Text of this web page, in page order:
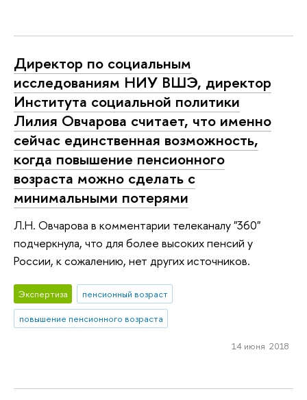
Директор по социальным
исследованиям НИУ ВШЭ, директор
Института социальной политики
Лилия Овчарова считает, что именно
сейчас единственная возможность,
когда повышение пенсионного
возраста можно сделать с
минимальными потерями
Л.Н. Овчарова в комментарии телеканалу "360"
подчеркнула, что для более высоких пенсий у
России, к сожалению, нет других источников.
Экспертиза
пенсионный возраст
повышение пенсионного возраста
14 июня 2018